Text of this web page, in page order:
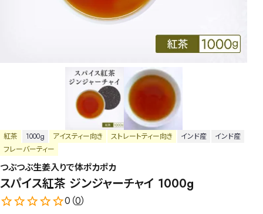
紅茶 1000g アイスティー向き ストレートティー向き インド産
インド産
フレーバーティー
つぶつぶ生姜入りで体ポカポカ
スパイス紅茶 ジンジャーチャイ 1000g
0（0）